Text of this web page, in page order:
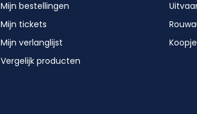
Mijn bestellingen
Mijn tickets
Mijn verlanglijst
Vergelijk producten